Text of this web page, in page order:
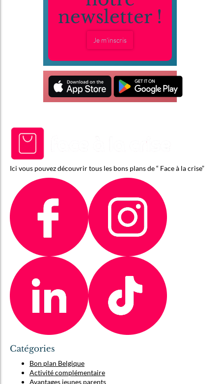
newsletter !
Je m'inscris
Ici vous pouvez découvrir tous les bons plans de “ Face à la crise”
Catégories
Bon plan Belgique
Activité complémentaire
Avantages jeunes parents